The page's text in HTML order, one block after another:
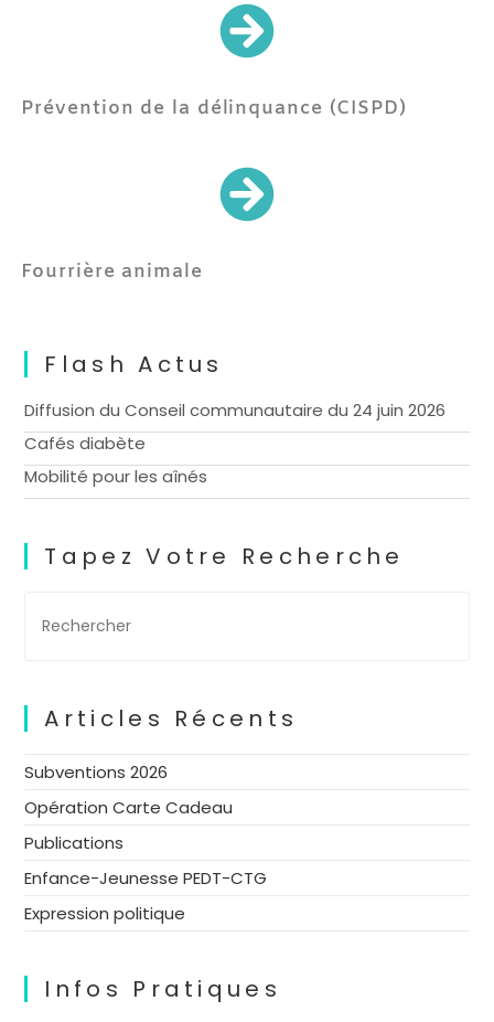
Prévention de la délinquance (CISPD)
Fourrière animale
Flash Actus
Diffusion du Conseil communautaire du 24 juin 2026
Cafés diabète
Mobilité pour les aînés
Tapez Votre Recherche
Articles Récents
Subventions 2026
Opération Carte Cadeau
Publications
Enfance-Jeunesse PEDT-CTG
Expression politique
Infos Pratiques